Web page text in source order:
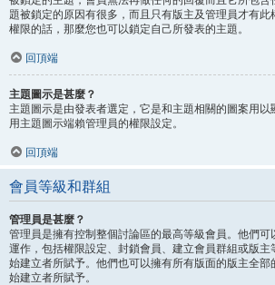
題被鎖定的原因有很多，而且只有版主及管理員才有
權限的話，那麼您也可以鎖定自己所發表的主題。
回頂端
主題圖示是甚麼？
主題圖示是由發表者選定，它是和主題相關的圖案用以
用主題圖示端賴管理員的權限設定。
回頂端
會員等級和群組
管理員是甚麼？
管理員是擁有控制整個討論區的最高等級會員。他們可
運作，包括權限設定、封鎖會員、建立會員群組或版
始建立者所賦予。他們也可以擁有所有版面的版主全
始建立者所賦予。